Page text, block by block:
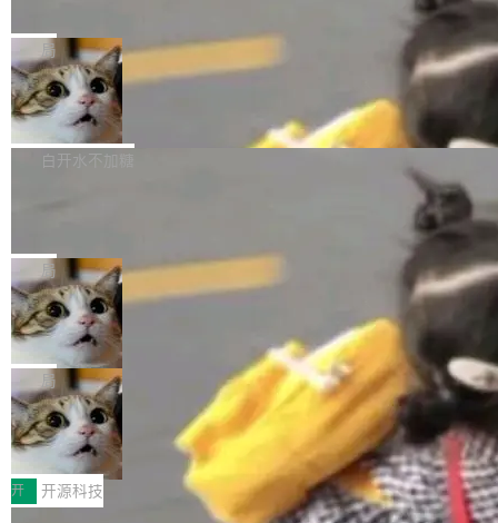
质的最低采样率）的音频格式将被拒绝 修复了 C
SS 圆角虚线样式中可能存在的问题 如果表单中
的图像元素不在同一个子树中，则它们将不再关
联 加...
最强的若干项。对于尚未正式发版的 PG 19，则
通过拉取过去一年内（从 PG 18 Beta1 时间点
至今）的所有 commit，同样交由 AI 分析提炼。
经过人工复核，准确度令人满意。这一方法也为
社区爱好者提供了高效跟踪新版本的思路。
维护工作一直与我的日常工作、家务、社交生活
和休闲娱乐竞争时间。" 这是 libexpat 维护者 S
ebastian Pipping 写在博客里的话。8 月 4 日，
他宣布了一个新消息：从 2026 年 8 月 1 日起，
他可以全职维护 libexpat 了，最长 6 个月。发
库之一。你的操作系统、浏览器、无数的基础设
施软件，很可能都在用它。而过去十年，维护它
的人一直在用业余...
局
Firefox 153.0.3 发布
Firefox 153.0.3 现已发布，具体更新内容如
下： New Smart Window 包含多项增强功能：
gi?id=2019042">Bug&nbsp;2019042</a>）</l
i> <li>现在，助手可以直接使用 Exa 的网络搜索
结果回答问题，而无需将问题转交给搜索引擎。
（<a href="https://bugzilla.mozilla.org/show_
bug.cgi?id=204...
白开水不加糖
的 npm 包。项目的核心论点是：容器不适合 Ag
ent 计算。真正适合的，是 Isolate。 Cloudflare
工程师在这件事上没什么可谦虚的——他们用 W
orkers 跑了十年 Isolate。用 CEO Matthew Pri
nce 的话说：「我们一生都在用 Isolate 运行代
码，而 AI Agent 不需要容器，它们需要的是 Iso
late。」 容器为什么不合适 容器的问题在于启动
和销毁都太重了。一个 Agent 要执行的任务可能
只需要几毫秒的 CPU 时间，但容器从冷启动到
就绪要花数秒。如果未来有十...
局
OpenAI 公开邮件和聊天记录回应苹果
诉讼，称“Apple is getting this wron
g”
上个月，苹果一纸诉状把 OpenAI 告上法庭，指
控其挖角苹果前员工并窃取商业秘密。苹果的诉
状把 OpenAI 描述成一个系统性地从前东家挖
人、套取机密信息的对手。 OpenAI 没发律师
函，也没选择庭外沉默。它在官网贴了一篇博
文，标题只有六个字：Apple is getting this wro
ng。 然后，它把邮件往来和 iMessage 聊天记
局
HUAWEI MatePad Edge上架WorkBu
ddy鸿蒙PC版，说话就能干活的AI办公
搭子
全能AI工作台WorkBuddy鸿蒙PC版上架HUAWE
I MatePad Edge应用市场，直接下载即可使
用，与鸿蒙电脑上的体验一致。值得一提的是，
开 开源科技